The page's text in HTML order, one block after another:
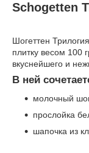
Schogetten
Шогеттен
плитку весом 100
вкуснейшего и
В ней
молочный
прослойка
шапочка из